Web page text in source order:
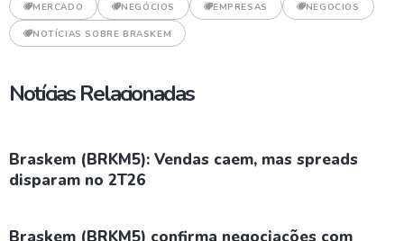
MERCADO NEGÓCIOS EMPRESAS NEGOCIOS
NOTÍCIAS SOBRE BRASKEM
Notícias Relacionadas
Braskem (BRKM5): Vendas caem, mas spreads
disparam no 2T26